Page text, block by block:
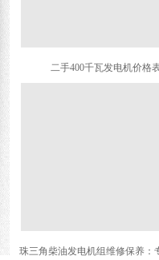
二手400千瓦发电机价格
珠三角柴油发电机组维修保养：